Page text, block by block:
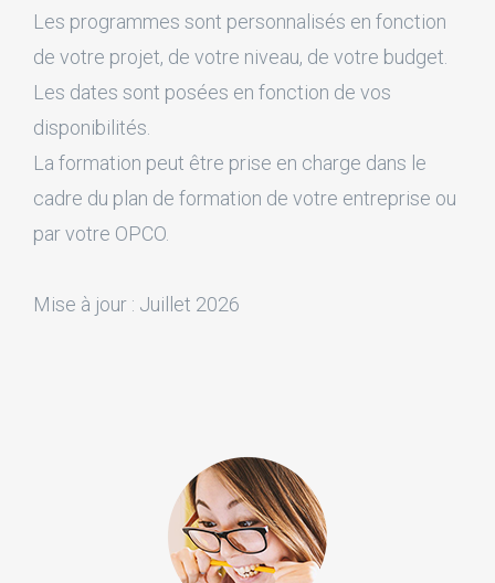
Les programmes sont personnalisés en fonction
de votre projet, de votre niveau, de votre budget.
Les dates sont posées en fonction de vos
disponibilités.
La formation peut être prise en charge dans le
cadre du plan de formation de votre entreprise ou
par votre OPCO.
Mise à jour : Juillet 2026